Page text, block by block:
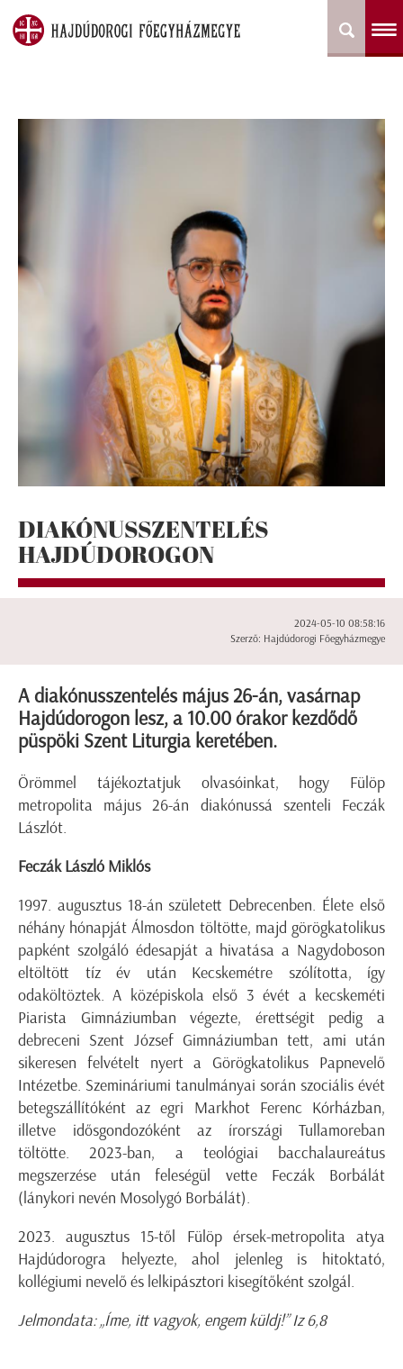
DIAKÓNUSSZENTELÉS
HAJDÚDOROGON
2024-05-10 08:58:16
Szerző: Hajdúdorogi Főegyházmegye
A diakónusszentelés május 26-án, vasárnap
Hajdúdorogon lesz, a 10.00 órakor kezdődő
püspöki Szent Liturgia keretében.
Örömmel tájékoztatjuk olvasóinkat, hogy Fülöp
metropolita május 26-án diakónussá szenteli Feczák
Lászlót.
Feczák László Miklós
1997. augusztus 18-án született Debrecenben. Élete első
néhány hónapját Álmosdon töltötte, majd görögkatolikus
papként szolgáló édesapját a hivatása a Nagydoboson
eltöltött tíz év után Kecskemétre szólította, így
odaköltöztek. A középiskola első 3 évét a kecskeméti
Piarista Gimnáziumban végezte, érettségit pedig a
debreceni Szent József Gimnáziumban tett, ami után
sikeresen felvételt nyert a Görögkatolikus Papnevelő
Intézetbe. Szemináriumi tanulmányai során szociális évét
betegszállítóként az egri Markhot Ferenc Kórházban,
illetve idősgondozóként az írországi Tullamoreban
töltötte. 2023-ban, a teológiai bacchalaureátus
megszerzése után feleségül vette Feczák Borbálát
(lánykori nevén Mosolygó Borbálát).
2023. augusztus 15-től Fülöp érsek-metropolita atya
Hajdúdorogra helyezte, ahol jelenleg is hitoktató,
kollégiumi nevelő és lelkipásztori kisegítőként szolgál.
Jelmondata: „Íme, itt vagyok, engem küldj!” Iz 6,8